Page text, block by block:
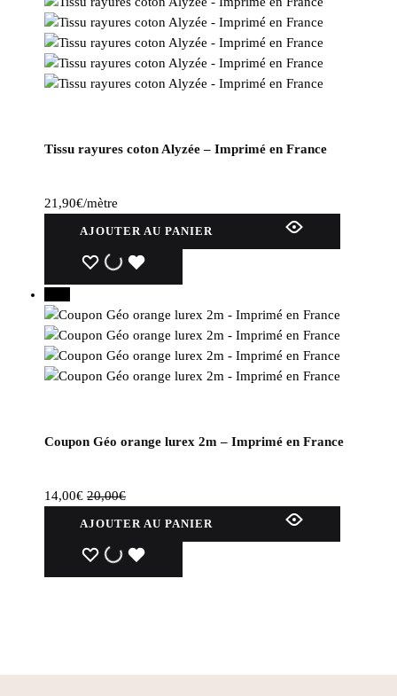
Tissu rayures coton Alyzée – Imprimé en France
21,90€/mètre
AJOUTER AU PANIER
WISHLIST
WISHLIST
Coupon Géo orange lurex 2m – Imprimé en France
14,00€ 20,00€
AJOUTER AU PANIER
WISHLIST
WISHLIST